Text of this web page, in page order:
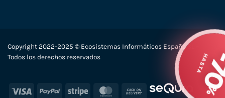
Copyright 2022-2025 © Ecosistemas Informáticos España SL –
Todos los derechos reservados
Visa PayPal Stripe MasterCard
Cash